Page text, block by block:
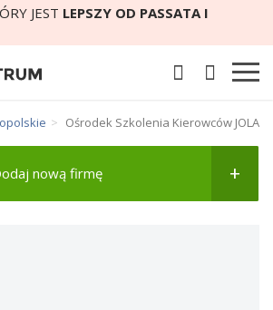
JEST LEPSZY OD PASSATA I
Ośrodek Szkolenia Kierowców JOLA
nową firmę